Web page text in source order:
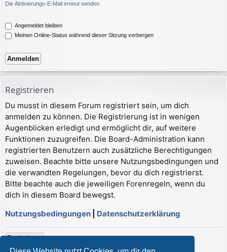
Die Aktivierungs-E-Mail erneut senden
Angemeldet bleiben
Meinen Online-Status während dieser Sitzung verbergen
Registrieren
Du musst in diesem Forum registriert sein, um dich
anmelden zu können. Die Registrierung ist in wenigen
Augenblicken erledigt und ermöglicht dir, auf weitere
Funktionen zuzugreifen. Die Board-Administration kann
registrierten Benutzern auch zusätzliche Berechtigungen
zuweisen. Beachte bitte unsere Nutzungsbedingungen und
die verwandten Regelungen, bevor du dich registrierst.
Bitte beachte auch die jeweiligen Forenregeln, wenn du
dich in diesem Board bewegst.
Nutzungsbedingungen
Datenschutzerklärung
Registrieren